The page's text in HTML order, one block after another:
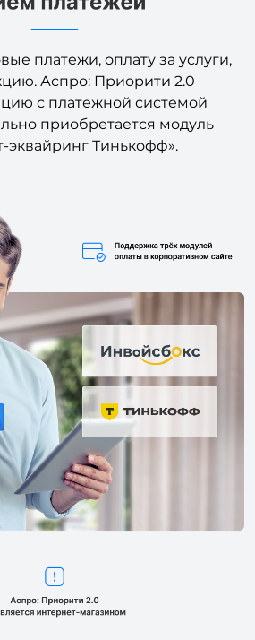
платежи, оплату за услуги,
Аспро: Приорити 2.0
с платежной системой
приобретается модуль
эквайринг Тинькофф».